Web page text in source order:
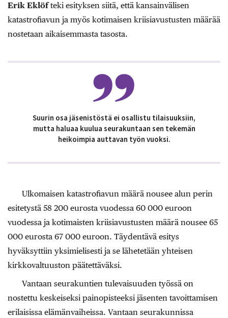
Erik Eklöfteki esityksen siitä, että kansainvälisen
katastrofiavun ja myös kotimaisen kriisiavustusten määrää
nostetaan aikaisemmasta tasosta.
Suurin osa jäsenistöstä ei osallistu tilaisuuksiin,
mutta haluaa kuulua seurakuntaan sen tekemän
heikoimpia auttavan työn vuoksi.
Ulkomaisen katastrofiavun määrä nousee alun perin
esitetystä 58 200 eurosta vuodessa 60 000 euroon
vuodessa ja kotimaisten kriisiavustusten määrä nousee 65
000 eurosta 67 000 euroon. Täydentävä esitys
hyväksyttiin yksimielisesti ja se lähetetään yhteisen
kirkkovaltuuston päätettäväksi.
Vantaan seurakuntien tulevaisuuden työssä on
nostettu keskeiseksi painopisteeksi jäsenten tavoittamisen
erilaisissa elämänvaiheissa. Vantaan seurakunnissa